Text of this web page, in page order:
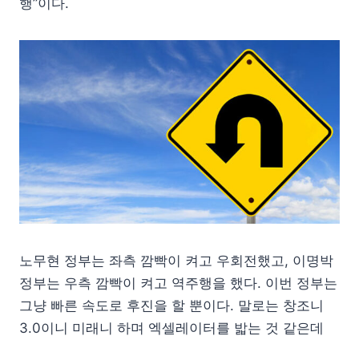
노무현 정부는 좌측 깜빡이 켜고 우회전했고, 이명박
정부는 우측 깜빡이 켜고 역주행을 했다. 이번 정부는
그냥 빠른 속도로 후진을 할 뿐이다. 말로는 창조니
3.0이니 미래니 하며 엑셀레이터를 밟는 것 같은데